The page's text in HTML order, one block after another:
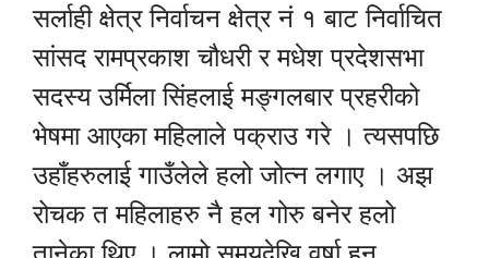
सर्लाही क्षेत्र निर्वाचन क्षेत्र नं १ बाट निर्वाचित
सांसद रामप्रकाश चौधरी र मधेश प्रदेशसभा
सदस्य उर्मिला सिंहलाई मङ्गलबार प्रहरीको
भेषमा आएका महिलाले पक्राउ गरे । त्यसपछि
उहाँहरुलाई गाउँलेले हलो जोत्न लगाए । अझ
रोचक त महिलाहरु नै हल गोरु बनेर हलो